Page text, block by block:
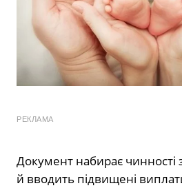
РЕКЛАМА
Документ набирає чинності
й вводить підвищені